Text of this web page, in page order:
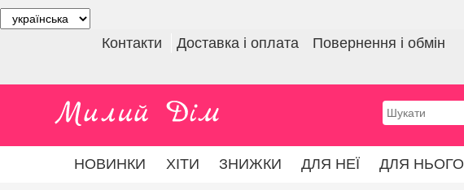
Контакти Доставка і оплата Повернення і обмін
НОВИНКИ ХІТИ ЗНИЖКИ ДЛЯ НЕЇ ДЛЯ НЬОГО